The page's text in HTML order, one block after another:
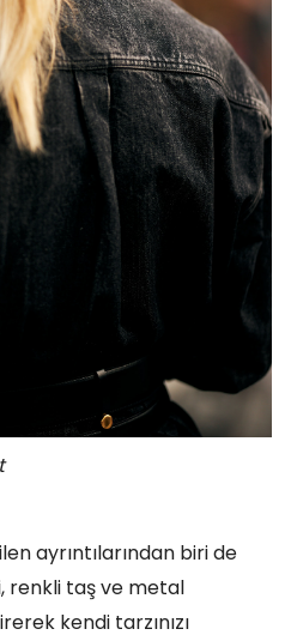
ayrıntılarından biri de
renkli taş ve metal
kendi tarzınızı